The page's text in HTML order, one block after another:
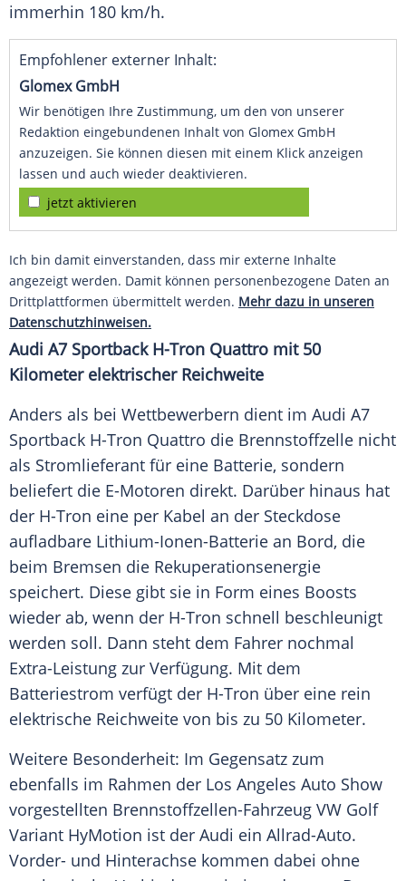
immerhin 180 km/h.
Empfohlener externer Inhalt:
Glomex GmbH
Wir benötigen Ihre Zustimmung, um den von unserer
Redaktion eingebundenen Inhalt von Glomex GmbH
anzuzeigen. Sie können diesen mit einem Klick anzeigen
lassen und auch wieder deaktivieren.
jetzt aktivieren
Ich bin damit einverstanden, dass mir externe Inhalte
angezeigt werden. Damit können personenbezogene Daten an
Drittplattformen übermittelt werden. Mehr dazu in unseren
Datenschutzhinweisen.
Audi A7 SportbackH-Tron Quattro mit 50
Kilometer elektrischer Reichweite
Anders als bei Wettbewerbern dient im Audi A7
Sportback H-Tron Quattro die Brennstoffzelle nicht
als Stromlieferant für eine Batterie, sondern
beliefert die E-Motoren direkt. Darüber hinaus hat
der H-Tron eine per Kabel an der Steckdose
aufladbare Lithium-Ionen-Batterie an Bord, die
beim Bremsen die Rekuperationsenergie
speichert. Diese gibt sie in Form eines Boosts
wieder ab, wenn der H-Tron schnell beschleunigt
werden soll. Dann steht dem Fahrer nochmal
Extra-Leistung zur Verfügung. Mit dem
Batteriestrom verfügt der H-Tron über eine rein
elektrische Reichweite von bis zu 50 Kilometer.
Weitere Besonderheit: Im Gegensatz zum
ebenfalls im Rahmen der Los Angeles Auto Show
vorgestellten Brennstoffzellen-Fahrzeug VW Golf
Variant HyMotion ist der Audi ein Allrad-Auto.
Vorder- und Hinterachse kommen dabei ohne